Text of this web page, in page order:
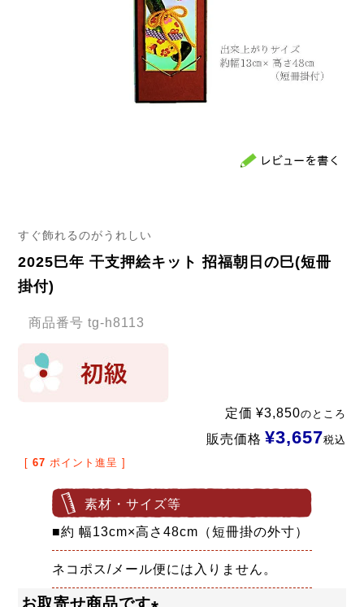
すぐ飾れるのがうれしい
2025巳年 干支押絵キット 招福朝日の巳(短冊
掛付)
商品番号 tg-h8113
定価 ¥3,850のところ
販売価格 ¥3,657税込
[ 67 ポイント進呈 ]
素材・サイズ等
■約 幅13cm×高さ48cm（短冊掛の外寸）
ネコポス/メール便には入りません。
お取寄せ商品です